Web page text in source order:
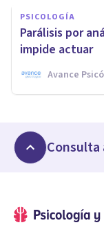
PSICOLOGÍA
Parálisis por
impide actuar
Avance